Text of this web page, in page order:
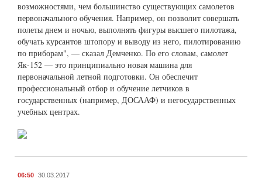
возможностями, чем большинство существующих самолетов
первоначального обучения. Например, он позволит совершать
полеты днем и ночью, выполнять фигуры высшего пилотажа,
обучать курсантов штопору и выводу из него, пилотированию
по приборам", — сказал Демченко. По его словам, самолет
Як-152 — это принципиально новая машина для
первоначальной летной подготовки. Он обеспечит
профессиональный отбор и обучение летчиков в
государственных (например, ДОСААФ) и негосударственных
учебных центрах.
06:50 30.03.2017